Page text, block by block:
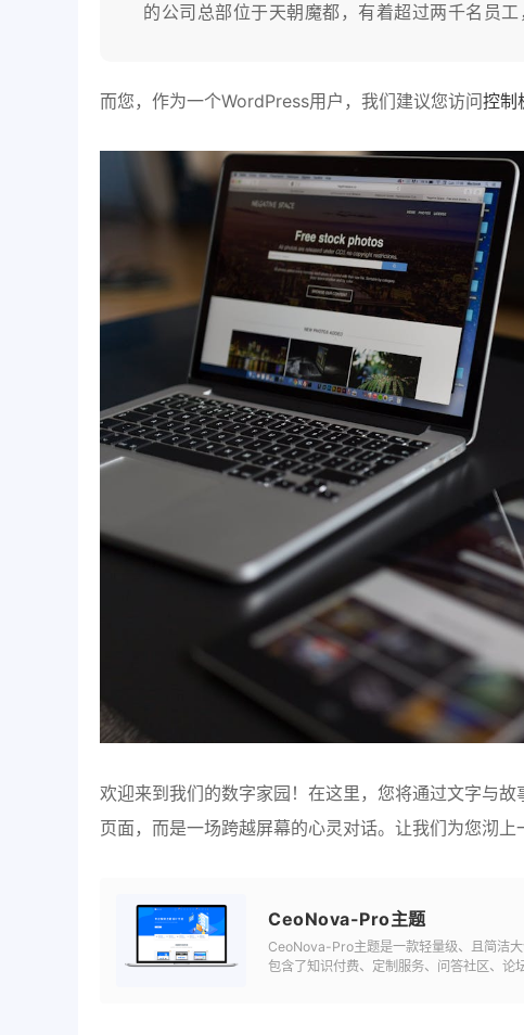
的公司总部位于天朝魔都，有着超过两千名员工
而您，作为一个WordPress用户，我们建议您访问控制
欢迎来到我们的数字家园！在这里，您将通过文字与
页面，而是一场跨越屏幕的心灵对话。让我们为您沏上
CeoNova-Pro主题
CeoNova-Pro主题是一款轻量级、且简洁
包含了知识付费、定制服务、问答社区、论